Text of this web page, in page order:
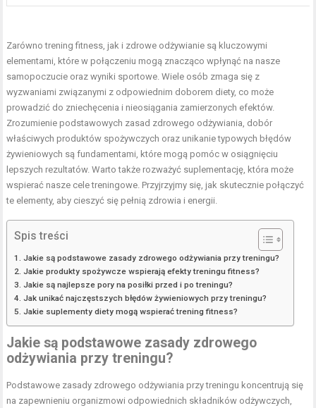
Zarówno trening fitness, jak i zdrowe odżywianie są kluczowymi
elementami, które w połączeniu mogą znacząco wpłynąć na nasze
samopoczucie oraz wyniki sportowe. Wiele osób zmaga się z
wyzwaniami związanymi z odpowiednim doborem diety, co może
prowadzić do zniechęcenia i nieosiągania zamierzonych efektów.
Zrozumienie podstawowych zasad zdrowego odżywiania, dobór
właściwych produktów spożywczych oraz unikanie typowych błędów
żywieniowych są fundamentami, które mogą pomóc w osiągnięciu
lepszych rezultatów. Warto także rozważyć suplementację, która może
wspierać nasze cele treningowe. Przyjrzyjmy się, jak skutecznie połączyć
te elementy, aby cieszyć się pełnią zdrowia i energii.
Spis treści
Jakie są podstawowe zasady zdrowego odżywiania przy treningu?
Jakie produkty spożywcze wspierają efekty treningu fitness?
Jakie są najlepsze pory na posiłki przed i po treningu?
Jak unikać najczęstszych błędów żywieniowych przy treningu?
Jakie suplementy diety mogą wspierać trening fitness?
Jakie są podstawowe zasady zdrowego
odżywiania przy treningu?
Podstawowe zasady zdrowego odżywiania przy treningu koncentrują się
na zapewnieniu organizmowi odpowiednich składników odżywczych,